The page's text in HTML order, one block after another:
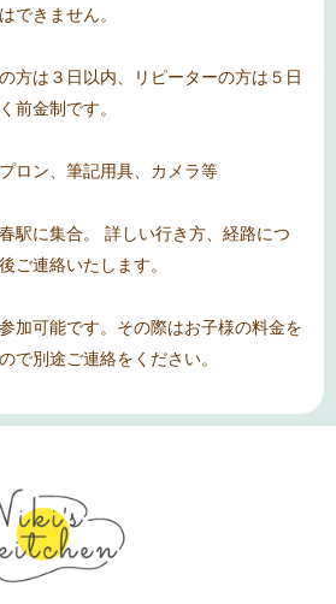
できません。
方は３日以内、リピーターの方は５日
前金制です。
ロン、筆記用具、カメラ等
駅に集合。 詳しい行き方、経路につ
ご連絡いたします。
加可能です。その際はお子様の料金を
で別途ご連絡をください。